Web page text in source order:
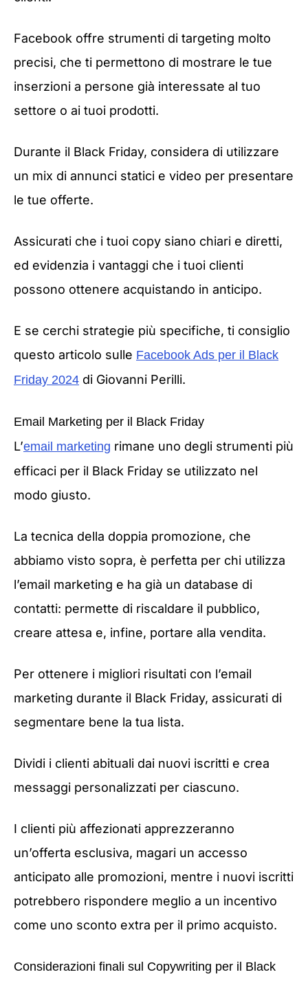
Facebook offre strumenti di targeting molto
precisi, che ti permettono di mostrare le tue
inserzioni a persone già interessate al tuo
settore o ai tuoi prodotti.
Durante il Black Friday, considera di utilizzare
un mix di annunci statici e video per presentare
le tue offerte.
Assicurati che i tuoi copy siano chiari e diretti,
ed evidenzia i vantaggi che i tuoi clienti
possono ottenere acquistando in anticipo.
E se cerchi strategie più specifiche, ti consiglio
questo articolo sulle Facebook Ads per il Black
Friday 2024 di Giovanni Perilli.
Email Marketing per il Black Friday
L’email marketing rimane uno degli strumenti più
efficaci per il Black Friday se utilizzato nel
modo giusto.
La tecnica della doppia promozione, che
abbiamo visto sopra, è perfetta per chi utilizza
l’email marketing e ha già un database di
contatti: permette di riscaldare il pubblico,
creare attesa e, infine, portare alla vendita.
Per ottenere i migliori risultati con l’email
marketing durante il Black Friday, assicurati di
segmentare bene la tua lista.
Dividi i clienti abituali dai nuovi iscritti e crea
messaggi personalizzati per ciascuno.
I clienti più affezionati apprezzeranno
un’offerta esclusiva, magari un accesso
anticipato alle promozioni, mentre i nuovi iscritti
potrebbero rispondere meglio a un incentivo
come uno sconto extra per il primo acquisto.
Considerazioni finali sul Copywriting per il Black